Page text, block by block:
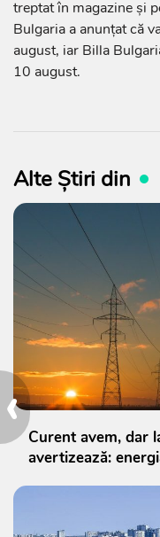
‹
treptat în magazine și
Bulgaria a anunțat că
august, iar Billa
10 august.
Alte Știri din
Curent avem, dar
avertizează: